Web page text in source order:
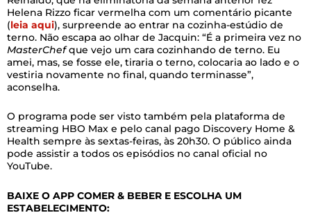
Helena Rizzo ficar vermelha com um comentário picante
(leia aqui), surpreende ao entrar na cozinha-estúdio de
terno. Não escapa ao olhar de Jacquin: “É a primeira vez no
MasterChefque vejo um cara cozinhando de terno. Eu
amei, mas, se fosse ele, tiraria o terno, colocaria ao lado e o
vestiria novamente no final, quando terminasse”,
aconselha.
O programa pode ser visto também pela plataforma de
streaming HBO Max e pelo canal pago Discovery Home &
Health sempre às sextas-feiras, às 20h30. O público ainda
pode assistir a todos os episódios no canal oficial no
YouTube.
BAIXE O APP COMER & BEBER E ESCOLHA UM
ESTABELECIMENTO: